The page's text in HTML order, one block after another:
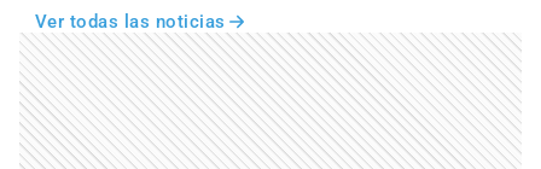
Ver todas las noticias